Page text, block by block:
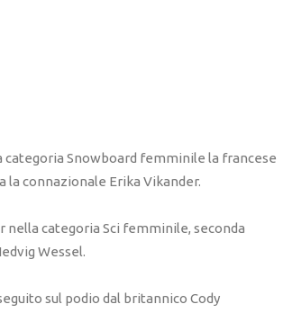
categoria Snowboard femminile la francese
la connazionale Erika Vikander.
nella categoria Sci femminile, seconda
Wessel.
sul podio dal britannico Cody